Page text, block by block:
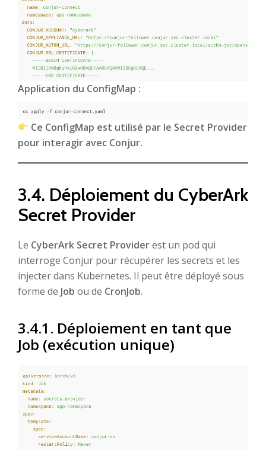
Application du ConfigMap :
Ce ConfigMap est utilisé par le Secret Provider
pour interagir avec Conjur.
3.4. Déploiement du CyberArk
Secret Provider
Le CyberArk Secret Providerest un pod qui
interroge Conjur pour récupérer les secrets et les
injecter dans Kubernetes. Il peut être déployé sous
forme de Job ou de CronJob.
3.4.1. Déploiement en tant que
Job (exécution unique)